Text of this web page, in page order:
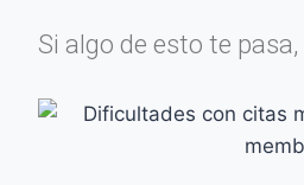
Si algo de esto te pasa,